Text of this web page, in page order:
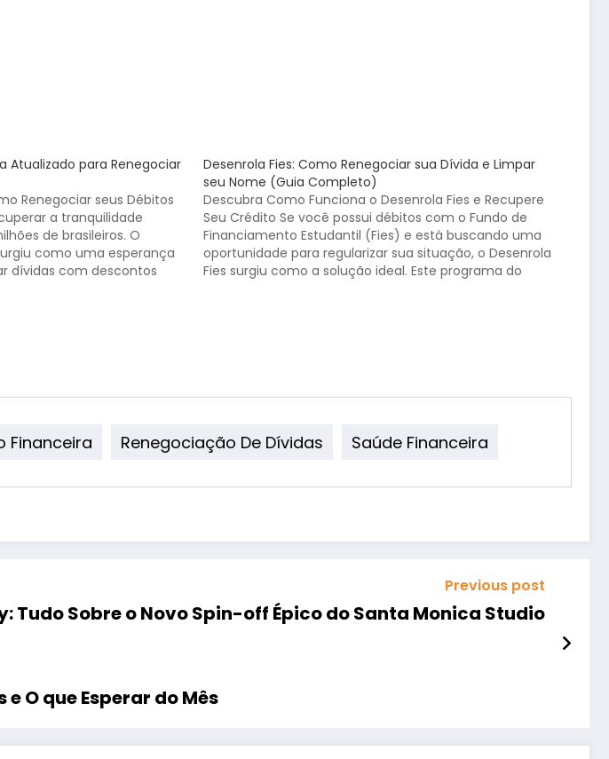
Atualizado para Renegociar
Renegociar seus Débitos
a tranquilidade
de brasileiros. O
como uma esperança
dívidas com descontos
Desenrola Fies: Como Renegociar sua Dívida e Limpar
seu Nome (Guia Completo)
Descubra Como Funciona o Desenrola Fies e Recupere
Seu Crédito Se você possui débitos com o Fundo de
Financiamento Estudantil (Fies) e está buscando uma
oportunidade para regularizar sua situação, o Desenrola
Fies surgiu como a solução ideal. Este programa do
Financeira Renegociação De Dívidas Saúde Financeira
Previous post
Tudo Sobre o Novo Spin-off Épico do Santa Monica Studio
O que Esperar do Mês